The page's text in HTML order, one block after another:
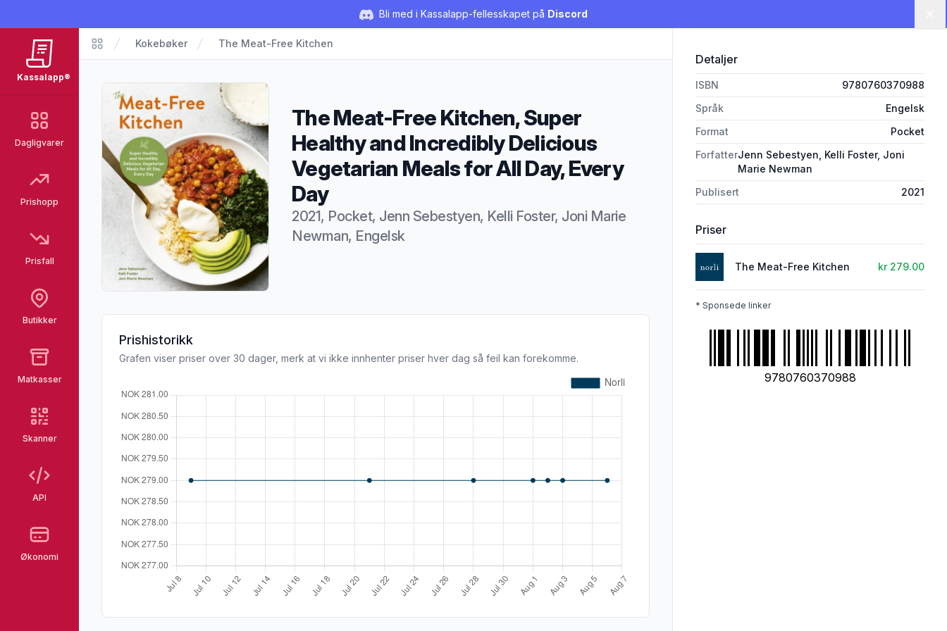
Bli med i Kassalapp-fellesskapet på Discord
Kassalapp®
Dagligvarer
Prishopp
Prisfall
Butikker
Matkasser
Skanner
API
Økonomi
Kassalapp®
Kokebøker The Meat-Free Kitchen
The Meat-Free Kitchen, Super
Healthy and Incredibly Delicious
Vegetarian Meals for All Day, Every
Day
2021, Pocket, Jenn Sebestyen, Kelli Foster, Joni Marie
Newman, Engelsk
Prishistorikk
Grafen viser priser over 30 dager, merk at vi ikke innhenter priser hver dag så feil kan forekomme.
Detaljer
ISBN
9780760370988
Språk
Engelsk
Format
Pocket
ForfatterJenn Sebestyen, Kelli Foster, Joni
Marie Newman
Publisert
2021
Priser
The Meat-Free Kitchen kr 279.00
* Sponsede linker
9780760370988